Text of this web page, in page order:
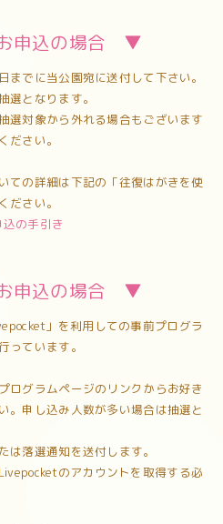
申込の場合 ▼
でに当公園宛に送付して下さい。
選となります。
選対象から外れる場合もございます
ださい。
ての詳細は下記の「往復はがきを使
ださい。
の手引き
申込の場合 ▼
」を利用しての事前プログラ
っています。
ログラムページのリンクからお好き
。申し込み人数が多い場合は抽選と
落選通知を送付します。
のアカウントを取得する必